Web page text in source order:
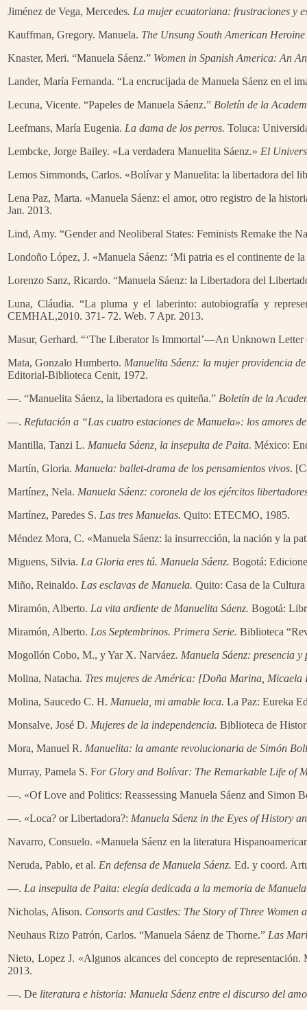
Jiménez de Vega, Mercedes. La mujer ecuatoriana: frustraciones y
Kauffman, Gregory. Manuela. The Unsung South American
Knaster, Meri. “Manuela Sáenz.” Women in Spanish America: An
Lander, María Fernanda. “La encrucijada de Manuela Sáenz en el
Lecuna, Vicente. “Papeles de Manuela Sáenz.” Boletín de la
Leefmans, María Eugenia. La dama de los perros. Toluca:
Lembcke, Jorge Bailey. «La verdadera Manuelita Sáenz.» El
Lemos Simmonds, Carlos. «Bolívar y Manuelita: la libertadora del
Lena Paz, Marta. «Manuela Sáenz: el amor, otro registro de la
Jan. 2013.
Lind, Amy. “Gender and Neoliberal States: Feminists Remake the
Londoño López, J. «Manuela Sáenz: ‘Mi patria es el continente de
Lorenzo Sanz, Ricardo. “Manuela Sáenz: la Libertadora del
Luna, Cláudia. “La pluma y el laberinto: autobiografía y
CEMHAL,2010. 371- 72. Web. 7 Apr. 2013.
Masur, Gerhard. “‘The Liberator Is Immortal’—An Unknown Letter
Mata, Gonzalo Humberto. Manuelita Sáenz: la mujer providencia
Editorial-Biblioteca Cenit, 1972.
—. “Manuelita Sáenz, la libertadora es quiteña.” Boletín de la
—. Refutación a “Las cuatro estaciones de Manuela»: los amores
Mantilla, Tanzi L. Manuela Sáenz, la insepulta de Paita. México:
Martín, Gloria. Manuela: ballet-drama de los pensamientos vivos.
Martínez, Nela. Manuela Sáenz: coronela de los ejércitos
Martínez, Paredes S. Las tres Manuelas. Quito: ETECMO, 1985.
Méndez Mora, C. «Manuela Sáenz: la insurrección, la nación y la
Miguens, Silvia. La Gloria eres tú. Manuela Sáenz. Bogotá:
Miño, Reinaldo. Las esclavas de Manuela. Quito: Casa de la
Miramón, Alberto. La vita ardiente de Manuelita Sáenz. Bogotá:
Miramón, Alberto. Los Septembrinos. Primera Serie. Biblioteca
Mogollón Cobo, M., y Yar X. Narváez. Manuela Sáenz: presencia
Molina, Natacha. Tres mujeres de América: [Doña Marina, Micaela
Molina, Saucedo C. H. Manuela, mi amable loca. La Paz: Eureka
Monsalve, José D. Mujeres de la independencia. Biblioteca de
Mora, Manuel R. Manuelita: la amante revolucionaria de Simón
Murray, Pamela S. For Glory and Bolívar: The Remarkable Life of
—. «Of Love and Politics: Reassessing Manuela Sáenz and Simon
—. «Loca? or Libertadora?: Manuela Sáenz in the Eyes of History
Navarro, Consuelo. «Manuela Sáenz en la literatura
Neruda, Pablo, et al. En defensa de Manuela Sáenz. Ed. y coord.
—. La insepulta de Paita: elegía dedicada a la memoria de
Nicholas, Alison. Consorts and Castles: The Story of Three Women
Neuhaus Rizo Patrón, Carlos. “Manuela Sáenz de Thorne.” Las
Nieto, Lopez J. «Algunos alcances del concepto de representación.
2013.
—. De literatura e historia: Manuela Sáenz entre el discurso del